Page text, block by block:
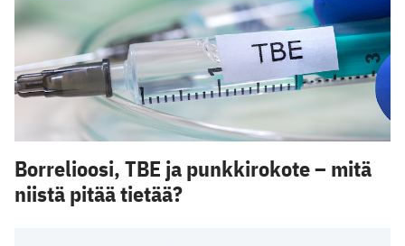
Borrelioosi, TBE ja punkkirokote – mitä
niistä pitää tietää?